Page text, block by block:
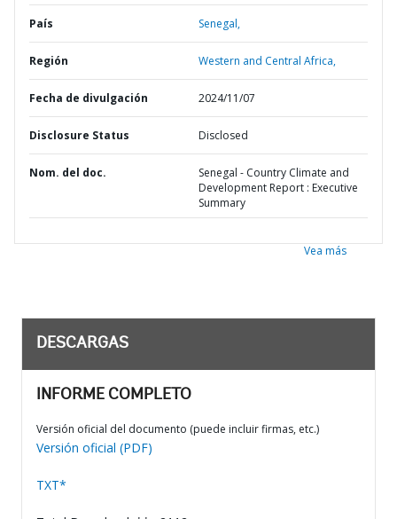
País Senegal,
Región Western and Central Africa,
Fecha de divulgación 2024/11/07
Disclosure Status Disclosed
Nom. del doc.
Senegal - Country Climate and
Development Report : Executive
Summary
Vea más
DESCARGAS
INFORME COMPLETO
Versión oficial del documento (puede incluir firmas, etc.)
Versión oficial (PDF)
TXT*